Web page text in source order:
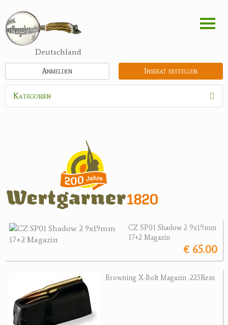
zum
Inhalt
Deutschland
Inserat erstellen
Anmelden
Kategorien
Zubehör
Holster, Futterale
Magazine
Sonstiges Zubehör
Jagdangebote
CZ SP01 Shadow 2 9x19mm
17+2 Magazin
€ 65.00
Browning X-Bolt Magazin .223Rem